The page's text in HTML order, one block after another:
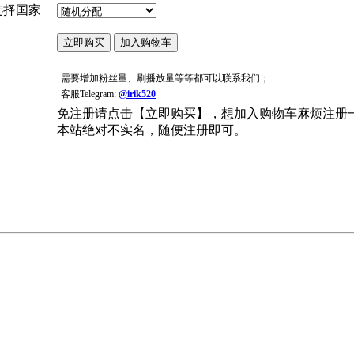
择国家
需要增加粉丝量、刷播放量等等都可以联系我们；
客服Telegram: @irik520
免注册请点击【立即购买】，想加入购物车麻烦注册
本站绝对不实名，随便注册即可。